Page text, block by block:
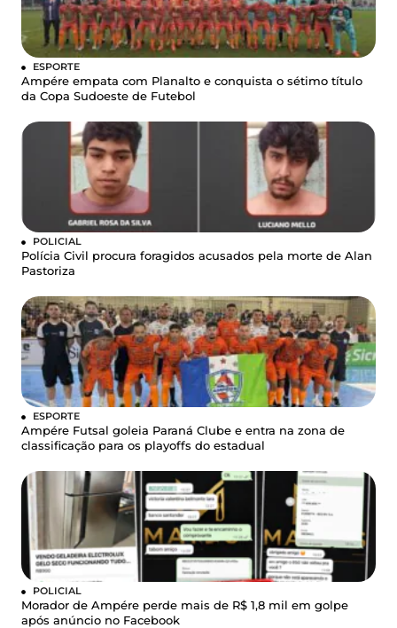
ESPORTE
Ampére empata com Planalto e conquista o sétimo título
da Copa Sudoeste de Futebol
POLICIAL
Polícia Civil procura foragidos acusados pela morte de Alan
Pastoriza
ESPORTE
Ampére Futsal goleia Paraná Clube e entra na zona de
classificação para os playoffs do estadual
POLICIAL
Morador de Ampére perde mais de R$ 1,8 mil em golpe
após anúncio no Facebook